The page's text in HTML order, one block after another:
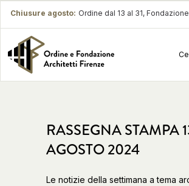
Chiusure agosto: Ordine dal 13 al 31,
RASSEGNA STAMPA
AGOSTO 2024
Le notizie della settimana a tema